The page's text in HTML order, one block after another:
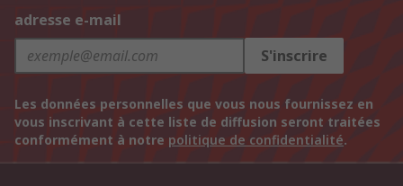
adresse e-mail
S'inscrire
Les données personnelles que vous nous fournissez en
vous inscrivant à cette liste de diffusion seront traitées
conformément à notre politique de confidentialité.